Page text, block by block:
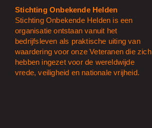
Stichting Onbekende Helden
Stichting Onbekende Helden is een
organisatie ontstaan vanuit het
bedrijfsleven als praktische uiting van
waardering voor onze Veteranen die zich
hebben ingezet voor de wereldwijde
vrede, veiligheid en nationale vrijheid.